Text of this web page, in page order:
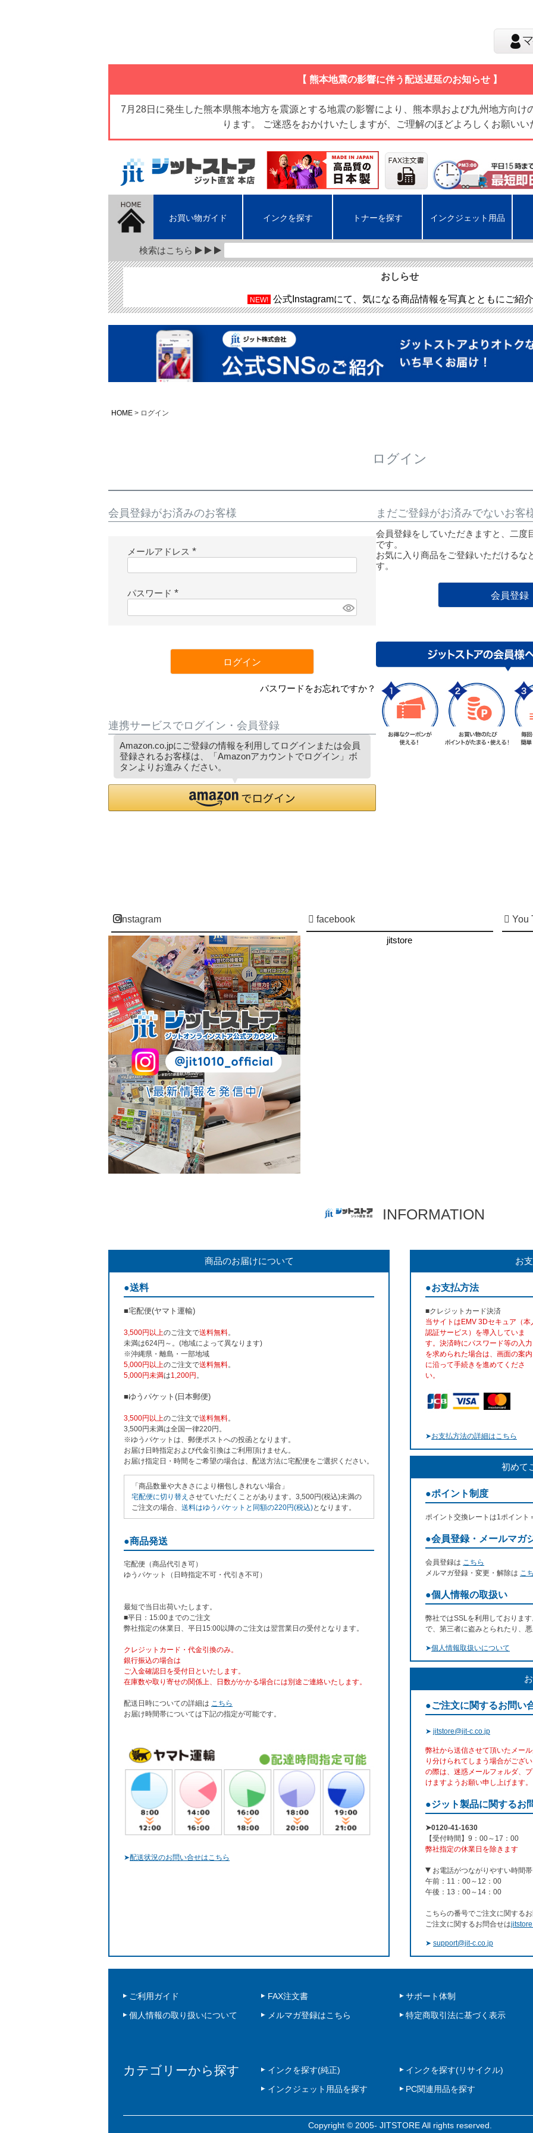
【 熊本地震の影響に伴う配送遅延のお知らせ 】
7月28日に発生した熊本県熊本地方を震源とする地震の影響により、熊本県および九州地方向け
ります。 ご迷惑をおかけいたしますが、ご理解のほどよろしくお願いい
お買い物ガイド インクを探す トナーを探す インクジェット用品
検索はこちら
おしらせ
NEW! 公式Instagramにて、気になる商品情報を写真とともにご紹
HOME ログイン
ログイン
会員登録がお済みのお客様
メールアドレス
必
パスワード
必
ログイン
パスワードをお忘れですか？
連携サービスでログイン・会員登録
Amazon.co.jpにご登録の情報を利用してログインまたは会員
登録されるお客様は、「Amazonアカウントでログイン」ボ
タンよりお進みください。
まだご登録がお済みでないお客
会員登録をしていただきますと、二度
です。
お気に入り商品をご登録いただけるな
す。
会員登録
instagram facebook
jitstore
You
INFORMATION
商品のお届けについて
●送料
■宅配便(ヤマト運輸)
3,500円以上のご注文で送料無料。
未満は624円～。(地域によって異なります)
※沖縄県・離島・一部地域
5,000円以上のご注文で送料無料。
5,000円未満は1,200円 。
■ゆうパケット(日本郵便)
3,500円以上のご注文で送料無料。
3,500円未満は全国一律220円。
※ゆうパケットは、郵便ポストへの投函となります。
お届け日時指定および代金引換はご利用頂けません。
お届け指定日・時間をご希望の場合は、配送方法に宅配便をご選択ください。
「商品数量や大きさにより梱包しきれない場合」
宅配便に切り替え させていただくことがあります。3,500円(税込)未満の
ご注文の場合、 送料はゆうパケットと同額の220円(税込)となります。
●商品発送
宅配便（商品代引き可）
ゆうパケット（日時指定不可・代引き不可）
最短で当日出荷いたします。
■平日：15:00までのご注文
弊社指定の休業日、平日15:00以降のご注文は翌営業日の受付となります。
クレジットカード・代金引換のみ。
銀行振込の場合は
ご入金確認日を受付日といたします。
在庫数や取り寄せの関係上、日数がかかる場合には別途ご連絡いたします。
配送日時についての詳細は こちら
お届け時間帯については下記の指定が可能です。
➤配送状況のお問い合せはこちら
お
●お支払方法
■クレジットカード決済
当サイトはEMV 3Dセキュア（本
認証サービス）を導入していま
す。決済時にパスワード等の入力
を求められた場合は、画面の案内
に沿って手続きを進めてくださ
い。
➤お支払方法の詳細はこちら
初めて
●ポイント制度
ポイント交換レートは1ポイント
●会員登録・メールマガ
会員登録は こちら
メルマガ登録・変更・解除は こ
●個人情報の取扱い
弊社ではSSLを利用しておりま
で、第三者に盗みとられたり、
➤個人情報取扱いについて
●ご注文に関するお問い
➤ jitstore@jit-c.co.jp
弊社から送信させて頂いたメー
り分けられてしまう場合がござ
の際は、迷惑メールフォルダ、
けますようお願い申し上げます。
●ジット製品に関するお
➤0120-41-1630
【受付時間】9：00～17：00
弊社指定の休業日を除きます
お電話がつながりやすい時間帯
午前：11：00～12：00
午後：13：00～14：00
こちらの番号でご注文に関する
ご注文に関するお問合せは
➤ support@jit-c.co.jp
ご利用ガイド FAX注文書
サポート体制
個人情報の取り扱いについて
メルマガ登録はこちら 特定商取引法に基づく表示
カテゴリーから探す インクを探す(純正)
インクを探す(リサイクル)
インクジェット用品を探す
PC関連用品を探す
Copyright © 2005- JITSTORE All rights reserved.